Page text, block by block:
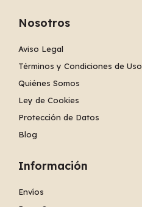
Nosotros
Aviso Legal
Términos y Condiciones de Uso
Quiénes Somos
Ley de Cookies
Protección de Datos
Blog
Información
Envíos